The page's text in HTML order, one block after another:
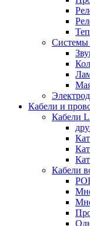
Системы
Кабели и
Кабели
Кабели